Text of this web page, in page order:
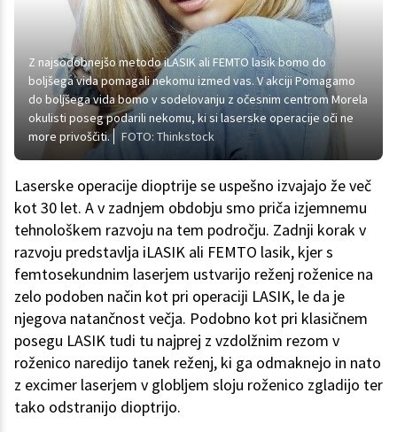
Z najsodobnejšo metodo iLASIK ali FEMTO lasik bomo do
boljšega vida pomagali nekomu izmed vas. V akciji Pomagamo
do boljšega vida bomo v sodelovanju z očesnim centrom Morela
okulisti poseg podarili nekomu, ki si laserske operacije oči ne
more privoščiti.
FOTO: Thinkstock
Laserske operacije dioptrije se uspešno izvajajo že več
kot 30 let. A v zadnjem obdobju smo priča izjemnemu
tehnološkem razvoju na tem področju. Zadnji korak v
razvoju predstavlja iLASIK ali FEMTO lasik, kjer s
femtosekundnim laserjem ustvarijo reženj roženice na
zelo podoben način kot pri operaciji LASIK, le da je
njegova natančnost večja. Podobno kot pri klasičnem
posegu LASIK tudi tu najprej z vzdolžnim rezom v
roženico naredijo tanek reženj, ki ga odmaknejo in nato
z excimer laserjem v globljem sloju roženico zgladijo ter
tako odstranijo dioptrijo.